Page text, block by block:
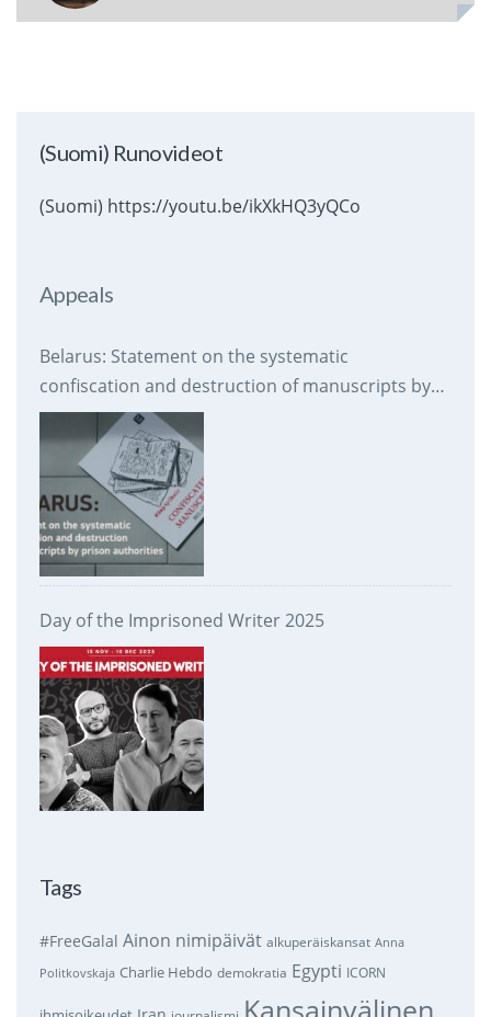
(Suomi) Runovideot
(Suomi) https://youtu.be/ikXkHQ3yQCo
Appeals
Belarus: Statement on the systematic
confiscation and destruction of manuscripts by
prison authorities
Day of the Imprisoned Writer 2025
Tags
#FreeGalal Ainon nimipäivät alkuperäiskansat Anna
Politkovskaja Charlie Hebdo demokratia Egypti ICORN
Kansainvälinen